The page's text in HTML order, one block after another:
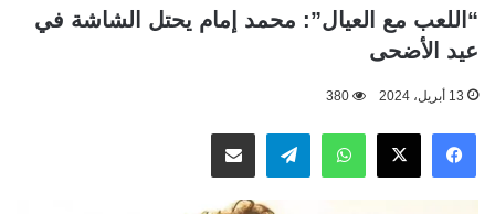
“اللعب مع العيال”: محمد إمام يحتل الشاشة في
عيد الأضحى
13 أبريل، 2024 380
فيسبوك
‫X واتسابتيلقراممشاركة عبر البريد